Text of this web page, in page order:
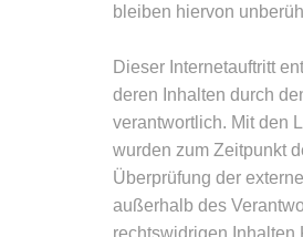
bleiben hiervon
Dieser Internetauftritt
deren Inhalten durch
verantwortlich. Mit den
wurden zum Zeitpunkt
Überprüfung der
außerhalb des
rechtswidrigen Inhalten